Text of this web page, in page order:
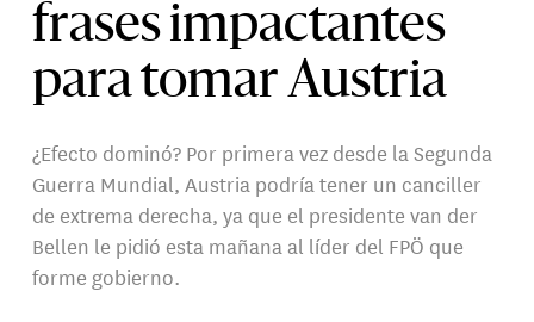
frases impactantes
para tomar Austria
¿Efecto dominó? Por primera vez desde la Segunda
Guerra Mundial, Austria podría tener un canciller
de extrema derecha, ya que el presidente van der
Bellen le pidió esta mañana al líder del FPÖ que
forme gobierno.